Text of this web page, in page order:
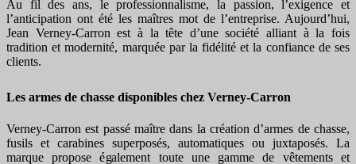
Au fil des ans, le professionnalisme, la passion, l’exigence et
l’anticipation ont été les maîtres mot de l’entreprise. Aujourd’hui,
Jean Verney-Carron est à la tête d’une société alliant à la fois
tradition et modernité, marquée par la fidélité et la confiance de ses
clients.
Les armes de chasse disponibles chez Verney-Carron
Verney-Carron est passé maître dans la création d’armes de chasse,
fusils et carabines superposés, automatiques ou juxtaposés. La
marque propose également toute une gamme de vêtements et